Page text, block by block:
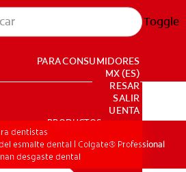
Toggle
PRODUCTOS
PARA CONSUMIDORES
MX (ES)
INGRESAR
SALIR
DE LA CUENTA
PRODUCTOS
dentistas
esmalte dental | Colgate® Professional
desgaste dental